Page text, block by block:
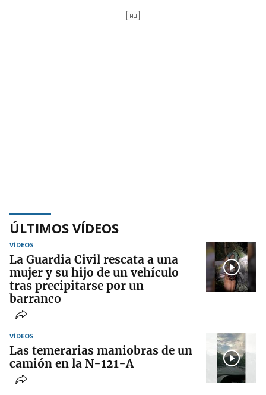
ÚLTIMOS VÍDEOS
VÍDEOS
La Guardia Civil rescata a una
mujer y su hijo de un vehículo
tras precipitarse por un
barranco
VÍDEOS
Las temerarias maniobras de un
camión en la N-121-A